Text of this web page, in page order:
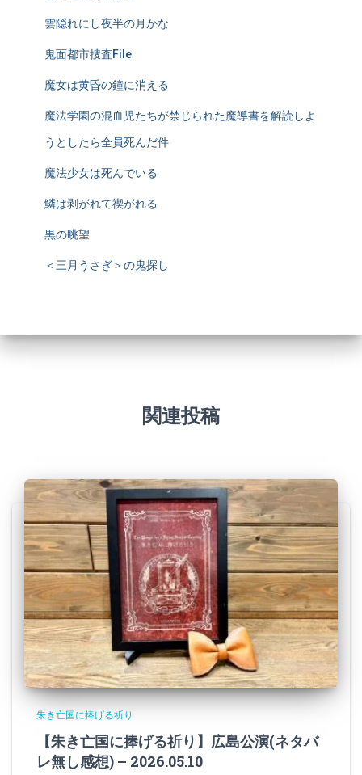
雲隠れにし夜半の月かな
鬼面都市捜査File
魔女は黄昏の鐘に消える
魔法学園の混血児たちが禁じられた魔導書を解読しよ
うとしたら全員死んだ件
魔法少女は死んでいる
鱗は剥がれて禊がれる
黒の眺望
＜三月うさぎ＞の鬼探し
関連投稿
朱き亡国に捧げる祈り
【朱き亡国に捧げる祈り】広島公演(ネタバ
レ無し感想) – 2026.05.10